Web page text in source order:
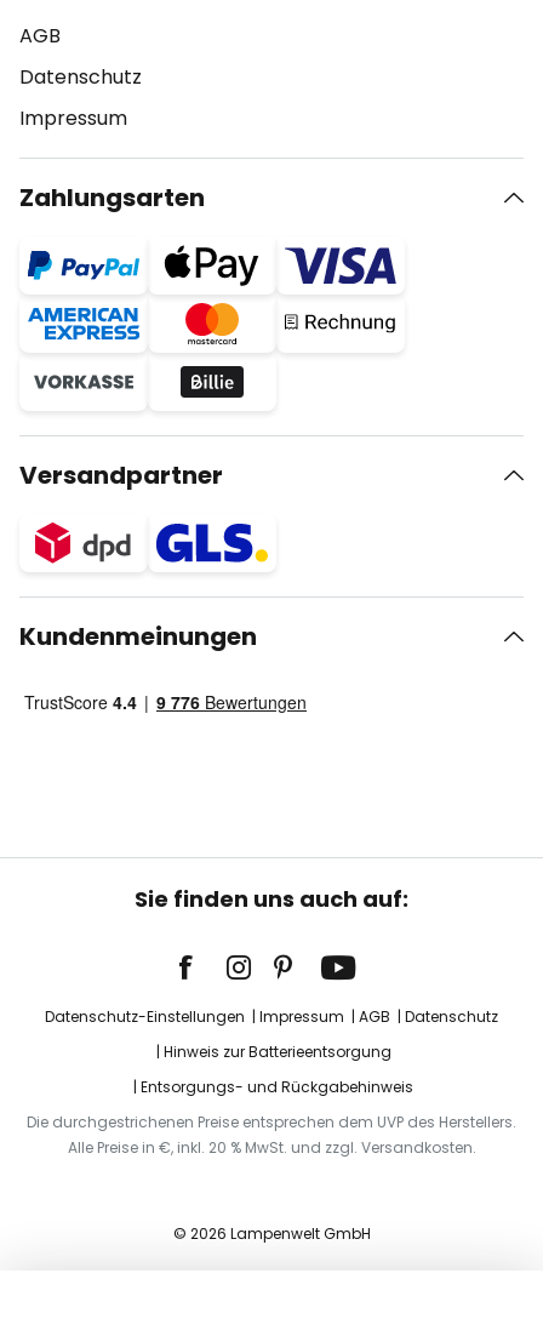
AGB
Datenschutz
Impressum
Zahlungsarten
Versandpartner
Kundenmeinungen
Sie finden uns auch auf:
Datenschutz-Einstellungen Impressum AGB
Datenschutz
Hinweis zur Batterieentsorgung
Entsorgungs- und Rückgabehinweis
Die durchgestrichenen Preise entsprechen dem UVP des Herstellers.
Alle Preise in €, inkl. 20 % MwSt. und zzgl. Versandkosten.
© 2026 Lampenwelt GmbH